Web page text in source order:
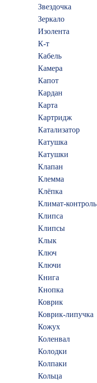
Звездочка
Зеркало
Изолента
К-т
Кабель
Камера
Капот
Кардан
Карта
Картридж
Катализатор
Катушка
Катушки
Клапан
Клемма
Клёпка
Климат-контроль
Клипса
Клипсы
Клык
Ключ
Ключи
Книга
Кнопка
Коврик
Коврик-липучка
Кожух
Коленвал
Колодки
Колпаки
Кольца